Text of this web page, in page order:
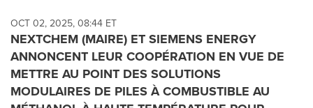
OCT 02, 2025, 08:44 ET
NEXTCHEM (MAIRE) ET SIEMENS ENERGY
ANNONCENT LEUR COOPÉRATION EN VUE DE
METTRE AU POINT DES SOLUTIONS
MODULAIRES DE PILES À COMBUSTIBLE AU